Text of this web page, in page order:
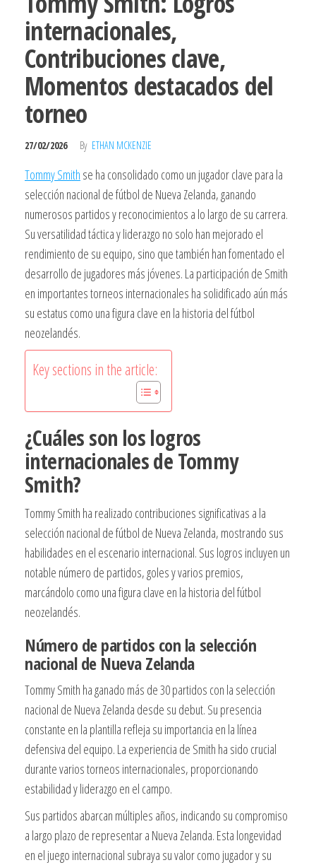
internacionales,
Contribuciones clave,
Momentos destacados del
torneo
27/02/2026 By ETHAN MCKENZIE
Tommy Smith se ha consolidado como un jugador clave para la
selección nacional de fútbol de Nueva Zelanda, ganando
numerosos partidos y reconocimientos a lo largo de su carrera.
Su versatilidad táctica y liderazgo no solo han mejorado el
rendimiento de su equipo, sino que también han fomentado el
desarrollo de jugadores más jóvenes. La participación de Smith
en importantes torneos internacionales ha solidificado aún más
su estatus como una figura clave en la historia del fútbol
neozelandés.
Key sections in the article:
¿Cuáles son los logros
internacionales de Tommy
Smith?
Tommy Smith ha realizado contribuciones significativas a la
selección nacional de fútbol de Nueva Zelanda, mostrando sus
habilidades en el escenario internacional. Sus logros incluyen un
notable número de partidos, goles y varios premios,
marcándolo como una figura clave en la historia del fútbol
neozelandés.
Número de partidos con la selección
nacional de Nueva Zelanda
Tommy Smith ha ganado más de 30 partidos con la selección
nacional de Nueva Zelanda desde su debut. Su presencia
constante en la plantilla refleja su importancia en la línea
defensiva del equipo. La experiencia de Smith ha sido crucial
durante varios torneos internacionales, proporcionando
estabilidad y liderazgo en el campo.
Sus partidos abarcan múltiples años, indicando su compromiso
a largo plazo de representar a Nueva Zelanda. Esta longevidad
en el juego internacional subraya su valor como jugador y su